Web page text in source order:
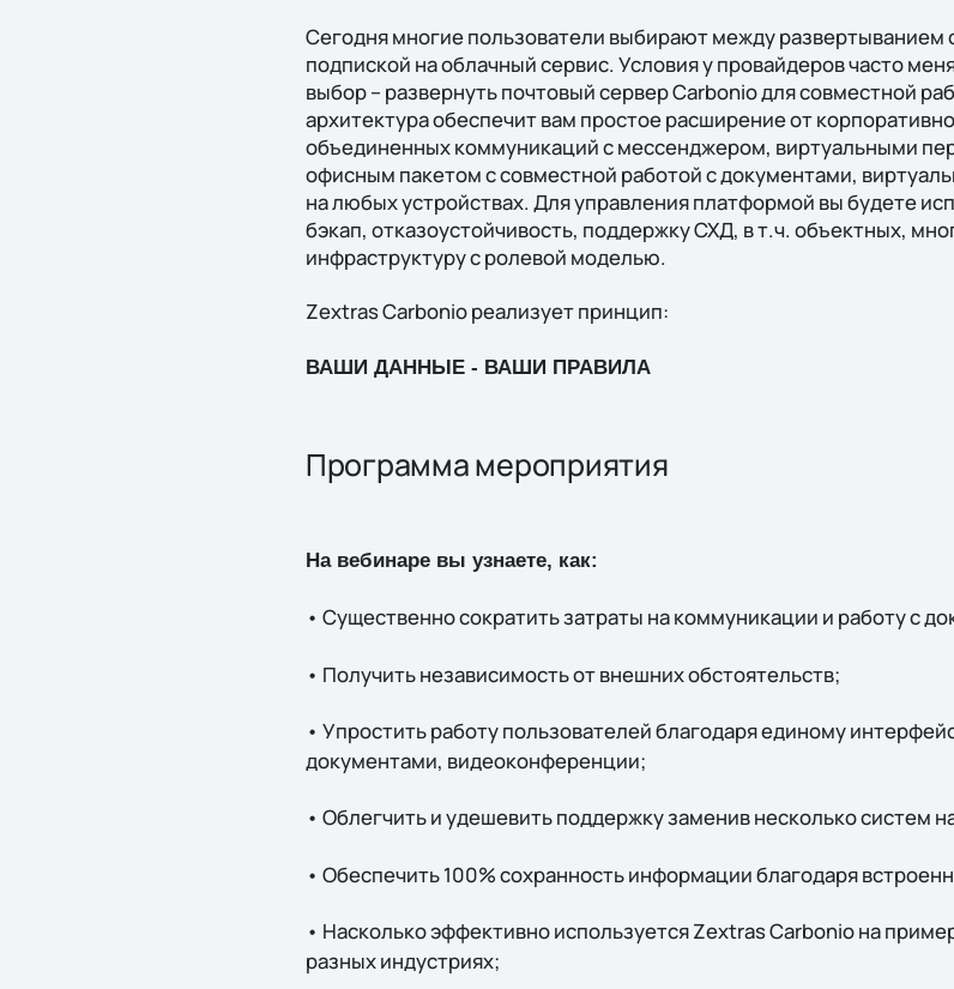
Сегодня многие пользователи выбирают между развертыванием
подпиской на облачный сервис. Условия у провайдеров часто
выбор – развернуть почтовый сервер Carbonio для совместной
архитектура обеспечит вам простое расширение от
объединенных коммуникаций с мессенджером, виртуальными
офисным пакетом с совместной работой с документами,
на любых устройствах. Для управления платформой вы будете
бэкап, отказоустойчивость, поддержку СХД, в т.ч. объектных,
инфраструктуру с ролевой моделью.
Zextras Carbonio реализует принцип:
ВАШИ ДАННЫЕ - ВАШИ ПРАВИЛА
Программа мероприятия
На вебинаре вы узнаете, как:
• Существенно сократить затраты на коммуникации и работу с
• Получить независимость от внешних обстоятельств;
• Упростить работу пользователей благодаря единому
документами, видеоконференции;
• Облегчить и удешевить поддержку заменив несколько систем
• Обеспечить 100% сохранность информации благодаря
• Насколько эффективно используется Zextras Carbonio на
разных индустриях;